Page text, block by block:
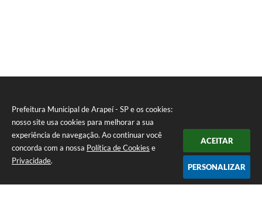
Prefeitura Municipal de Arapeí - SP e os cookies:
nosso site usa cookies para melhorar a sua
experiência de navegação. Ao continuar você
concorda com a nossa Política de Cookies e
Privacidade.
ACEITAR
PERSONALIZAR